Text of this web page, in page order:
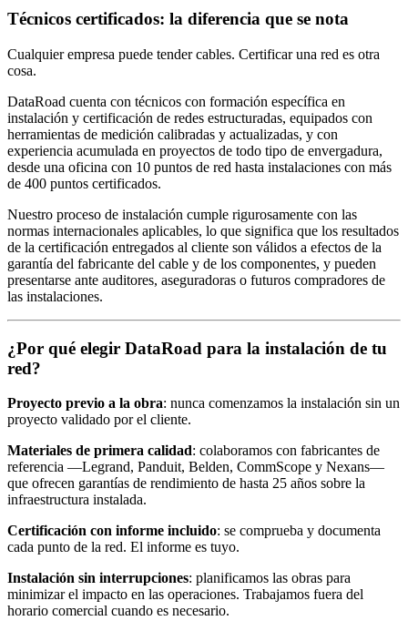
Técnicos certificados: la diferencia que se nota
Cualquier empresa puede tender cables. Certificar una red es otra
cosa.
DataRoad cuenta con técnicos con formación específica en
instalación y certificación de redes estructuradas, equipados con
herramientas de medición calibradas y actualizadas, y con
experiencia acumulada en proyectos de todo tipo de envergadura,
desde una oficina con 10 puntos de red hasta instalaciones con más
de 400 puntos certificados.
Nuestro proceso de instalación cumple rigurosamente con las
normas internacionales aplicables, lo que significa que los resultados
de la certificación entregados al cliente son válidos a efectos de la
garantía del fabricante del cable y de los componentes, y pueden
presentarse ante auditores, aseguradoras o futuros compradores de
las instalaciones.
¿Por qué elegir DataRoad para la instalación de tu
red?
Proyecto previo a la obra: nunca comenzamos la instalación sin un
proyecto validado por el cliente.
Materiales de primera calidad: colaboramos con fabricantes de
referencia —Legrand, Panduit, Belden, CommScope y Nexans—
que ofrecen garantías de rendimiento de hasta 25 años sobre la
infraestructura instalada.
Certificación con informe incluido: se comprueba y documenta
cada punto de la red. El informe es tuyo.
Instalación sin interrupciones: planificamos las obras para
minimizar el impacto en las operaciones. Trabajamos fuera del
horario comercial cuando es necesario.